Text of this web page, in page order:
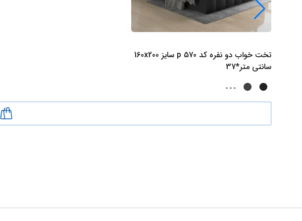
تخت خواب دو نفره کد p 570 سایز 160x200
سانتی متر*37
...